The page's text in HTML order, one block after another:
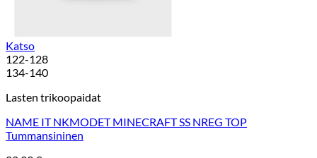
Katso
122-128
134-140
Lasten trikoopaidat
NAME IT NKMODET MINECRAFT SS NREG TOP
Tummansininen